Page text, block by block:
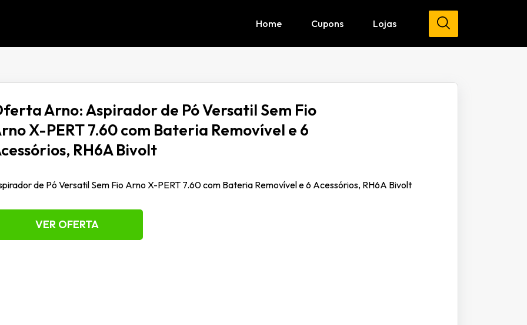
Home Cupons Lojas
Arno: Aspirador de Pó Versatil Sem Fio
X-PERT 7.60 com Bateria Removível e 6
RH6A Bivolt
de Pó Versatil Sem Fio Arno X-PERT 7.60 com Bateria Removível e 6 Acessórios, RH6A Bivolt
VER OFERTA